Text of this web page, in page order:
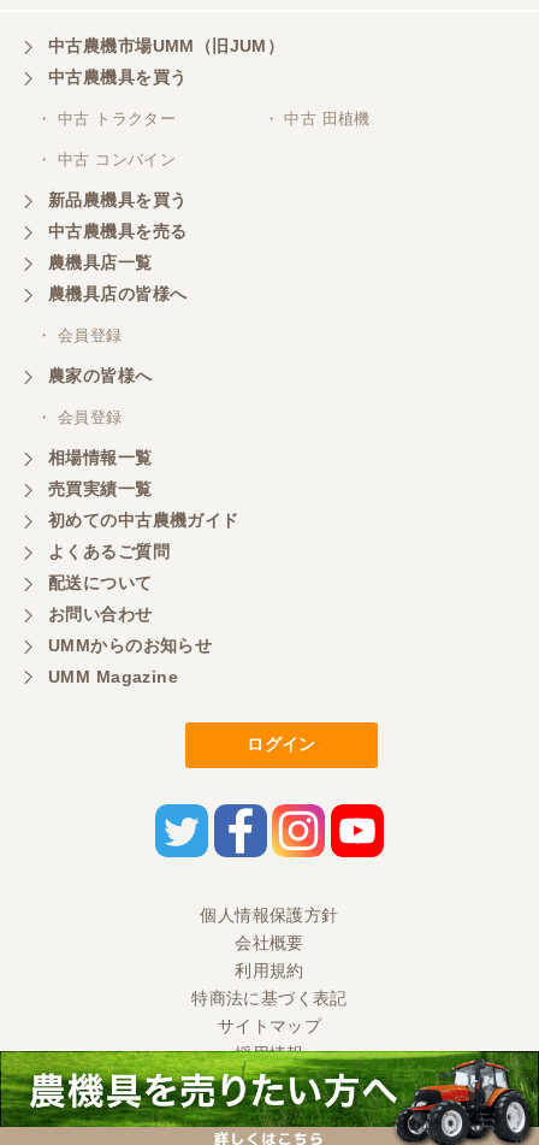
東京都／がーさん
その日に評価しましたが届いてませんか？ 届いてな
ければ再度送信しますが。 大橋粉砕機です。
東京都／がーさん
なんだかんだ積み込みまでして頂き助かりました！
東京都／おちゃ
いいたします。
東京都／もっくん
担当者さんの対応が素晴らしい！ とても気分の良
しています。
迅速な取引有難うございました
東京都／大西
とても迅速で丁寧なご対応ありがとうございまし
ておりますので、どうぞ宜しくお願い申し上げま
当方の要望に対して、丁寧な対応をしていただきま
した。 契約から引取りまでの対応ありがとうござい
ました。 とても良い取引ができ感謝です。 中古農機
ですが、期待以上の良い機械でした。
中古農機市場UMM（旧JUM）
中古農機具を買う
・ 中古 トラクター ・ 中古 田植機
・ 中古 コンバイン
新品農機具を買う
中古農機具を売る
農機具店一覧
農機具店の皆様へ
・ 会員登録
農家の皆様へ
・ 会員登録
相場情報一覧
売買実績一覧
初めての中古農機ガイド
よくあるご質問
配送について
お問い合わせ
UMMからのお知らせ
UMM Magazine
ログイン
個人情報保護方針
会社概要
利用規約
特商法に基づく表記
サイトマップ
採用情報
Ⓒ 2020 UMM CO., LTD. All Rights Reserved.